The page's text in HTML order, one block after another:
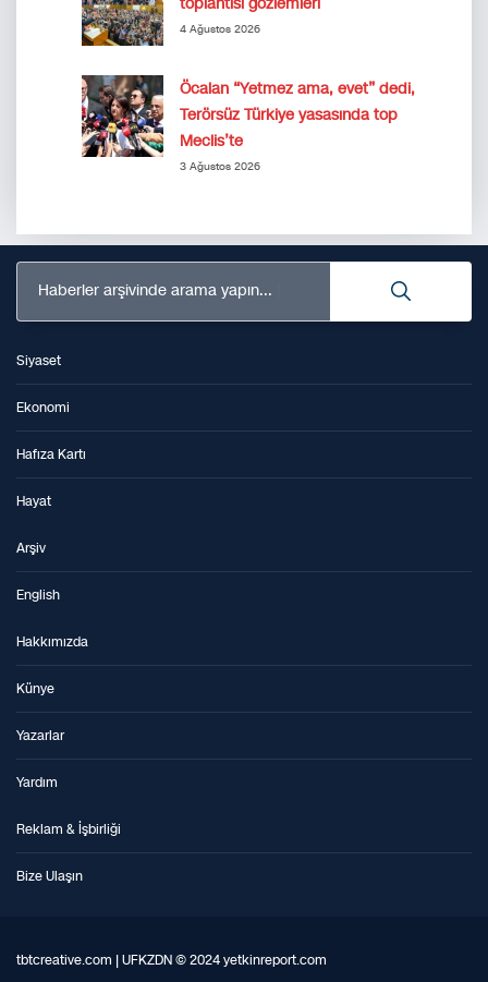
4 Ağustos 2026
Öcalan “Yetmez ama, evet” dedi,
Terörsüz Türkiye yasasında top
Meclis’te
3 Ağustos 2026
Haberler arşivinde arama yapın...
Siyaset
Ekonomi
Hafıza Kartı
Hayat
Arşiv
English
Hakkımızda
Künye
Yazarlar
Yardım
Reklam & İşbirliği
Bize Ulaşın
tbtcreative.com | UFKZDN © 2024 yetkinreport.com